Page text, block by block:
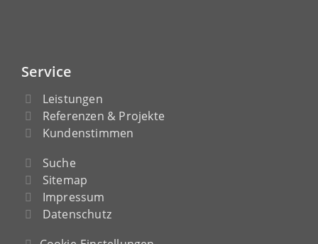
Service
Leistungen
Referenzen & Projekte
Kundenstimmen
Suche
Sitemap
Impressum
Datenschutz